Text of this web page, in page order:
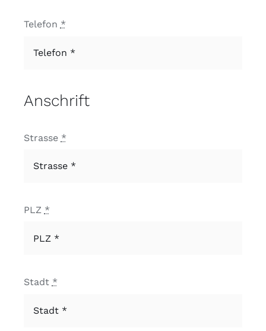
Telefon *
Anschrift
Strasse *
PLZ *
Stadt *